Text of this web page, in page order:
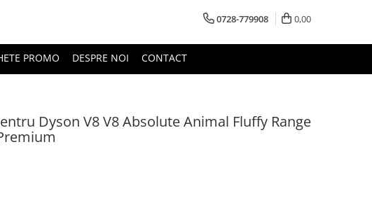
0728-779908 0,00
PROMO DESPRE NOI CONTACT
Dyson V8 V8 Absolute Animal Fluffy Range